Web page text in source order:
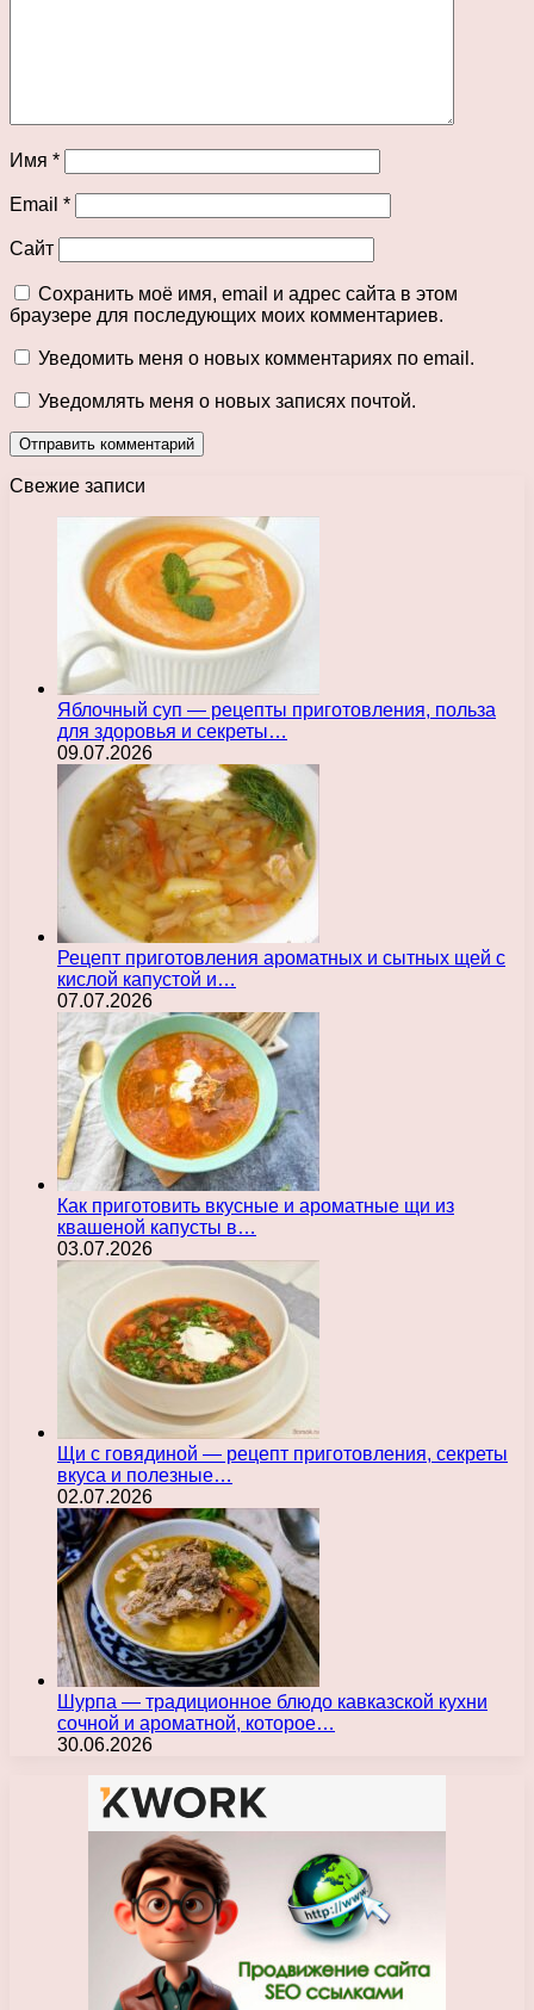
Имя *
Email *
Сайт
Сохранить моё имя, email и адрес сайта в этом
браузере для последующих моих комментариев.
Уведомить меня о новых комментариях по email.
Уведомлять меня о новых записях почтой.
Свежие записи
Яблочный суп — рецепты приготовления, польза
для здоровья и секреты…
09.07.2026
Рецепт приготовления ароматных и сытных щей с
кислой капустой и…
07.07.2026
Как приготовить вкусные и ароматные щи из
квашеной капусты в…
03.07.2026
Щи с говядиной — рецепт приготовления, секреты
вкуса и полезные…
02.07.2026
Шурпа — традиционное блюдо кавказской кухни
сочной и ароматной, которое…
30.06.2026